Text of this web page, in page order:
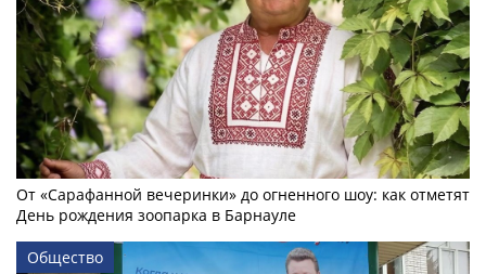
От «Сарафанной вечеринки» до огненного шоу: как отметят
День рождения зоопарка в Барнауле
Общество